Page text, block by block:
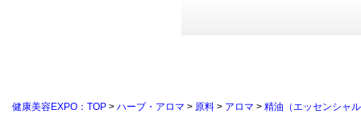
健康美容EXPO：TOP > ハーブ・アロマ > 原料 > アロマ > 精油（エッセンシャ